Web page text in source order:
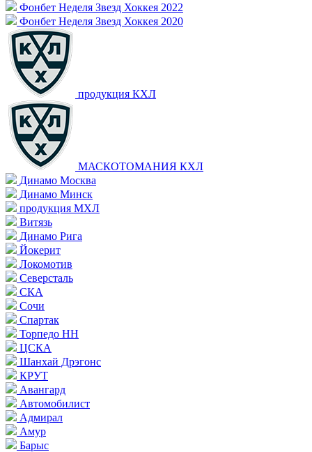
Фонбет Неделя Звезд Хоккея 2022
Фонбет Неделя Звезд Хоккея 2020
продукция КХЛ
МАСКОТОМАНИЯ КХЛ
Динамо Москва
Динамо Минск
продукция МХЛ
Витязь
Динамо Рига
Йокерит
Локомотив
Северсталь
СКА
Сочи
Спартак
Торпедо НН
ЦСКА
Шанхай Дрэгонс
КРУТ
Авангард
Автомобилист
Адмирал
Амур
Барыс